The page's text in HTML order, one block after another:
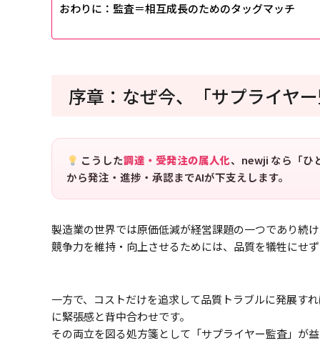
おわりに：監査＝相互成長のためのタッグマッチ
序章：なぜ今、「サプライヤ
こうした調達・受発注の属人化、newji なら「ひ
から発注・進捗・承認までAIが下支えします。
製造業の世界では原価低減が経営課題の一つであり続
競争力を維持・向上させるためには、品質を犠牲にせ
一方で、コストだけを追求して品質トラブルに発展す
に緊張感と背中合わせです。
その両立を図る処方箋として「サプライヤー監査」が